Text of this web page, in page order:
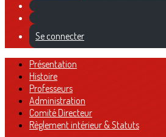
Se connecter
Présentation
Histoire
Professeurs
Administration
Comité Directeur
Règlement intérieur & Statuts